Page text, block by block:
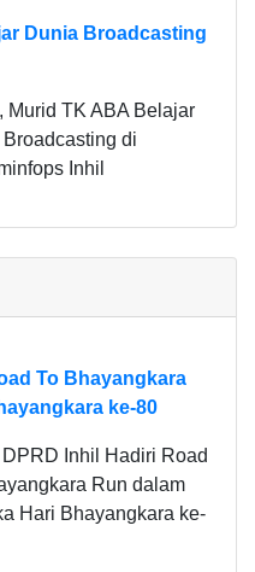
Dunia Broadcasting
Murid TK ABA Belajar
Broadcasting di
Inhil
To Bhayangkara
ke-80
DPRD Inhil Hadiri Road
Run dalam
Hari Bhayangkara ke-